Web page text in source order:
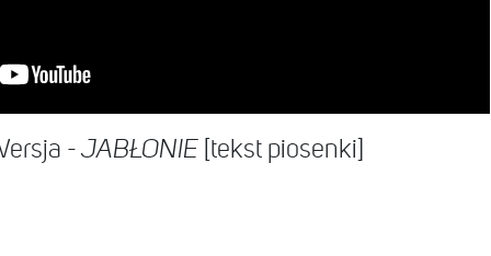
- JABŁONIE [tekst piosenki]